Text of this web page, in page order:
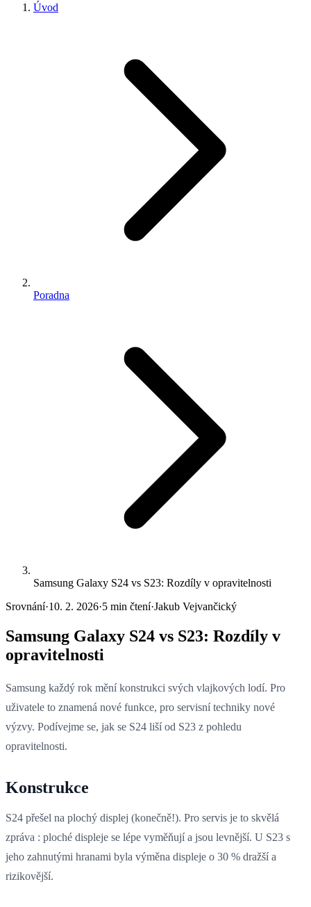
Úvod
Poradna
Samsung Galaxy S24 vs S23: Rozdíly v opravitelnosti
Srovnání·10. 2. 2026·5 min čtení·Jakub Vejvančický
Samsung Galaxy S24 vs S23: Rozdíly v
opravitelnosti
Samsung každý rok mění konstrukci svých vlajkových lodí. Pro
uživatele to znamená nové funkce, pro servisní techniky nové
výzvy. Podívejme se, jak se S24 liší od S23 z pohledu
opravitelnosti.
Konstrukce
S24 přešel na plochý displej (konečně!). Pro servis je to skvělá
zpráva : ploché displeje se lépe vyměňují a jsou levnější. U S23 s
jeho zahnutými hranami byla výměna displeje o 30 % dražší a
rizikovější.